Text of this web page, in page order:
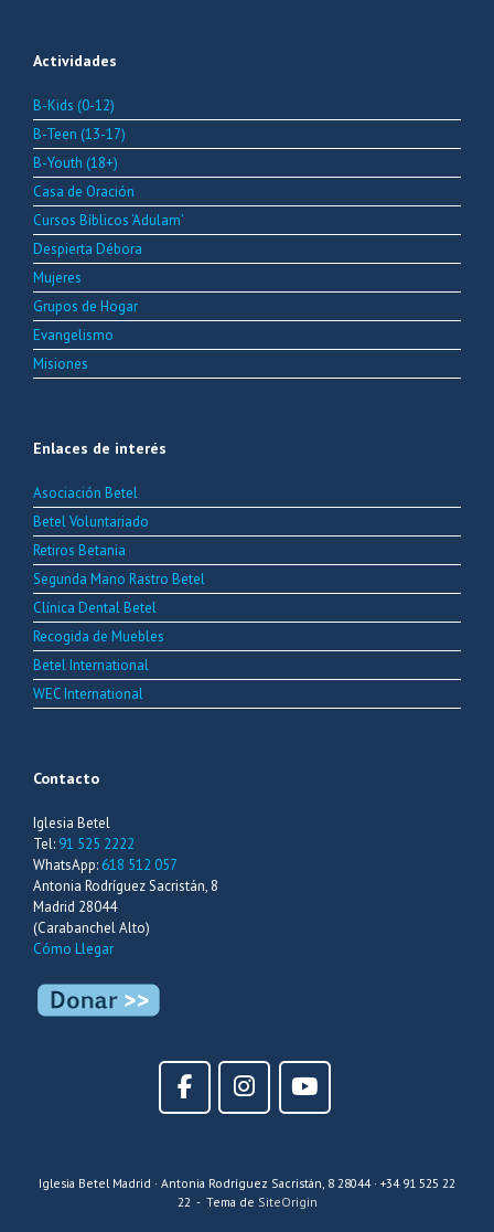
Actividades
B-Kids (0-12)
B-Teen (13-17)
B-Youth (18+)
Casa de Oración
Cursos Bíblicos ‘Adulam’
Despierta Débora
Mujeres
Grupos de Hogar
Evangelismo
Misiones
Enlaces de interés
Asociación Betel
Betel Voluntariado
Retiros Betania
Segunda Mano Rastro Betel
Clínica Dental Betel
Recogida de Muebles
Betel International
WEC International
Contacto
Iglesia Betel
Tel: 91 525 2222
WhatsApp: 618 512 057
Antonia Rodríguez Sacristán, 8
Madrid 28044
(Carabanchel Alto)
Cómo Llegar
Iglesia Betel Madrid · Antonia Rodríguez Sacristán, 8 28044 · +34 91 525 22
22
Tema de SiteOrigin